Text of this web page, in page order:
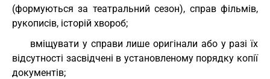
(формуються за театральний сезон), справ фільмів,
рукописів, історій хвороб;
вміщувати у справи лише оригінали або у разі їх
відсутності засвідчені в установленому порядку копії
документів;